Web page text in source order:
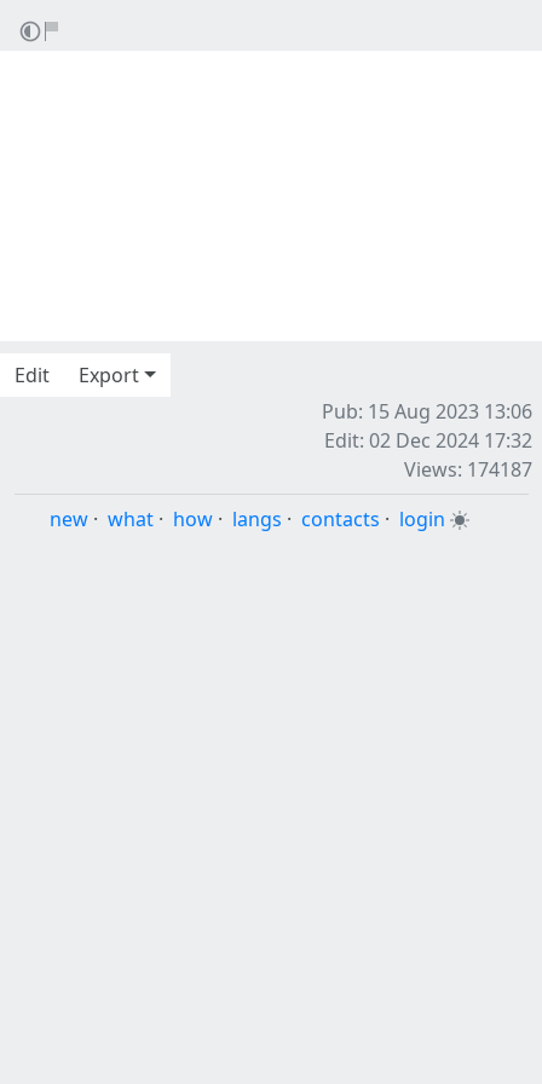
Edit
Export
Pub: 15 Aug 2023 13:06
Edit: 02 Dec 2024 17:32
Views: 174187
new · what · how · langs · contacts · login